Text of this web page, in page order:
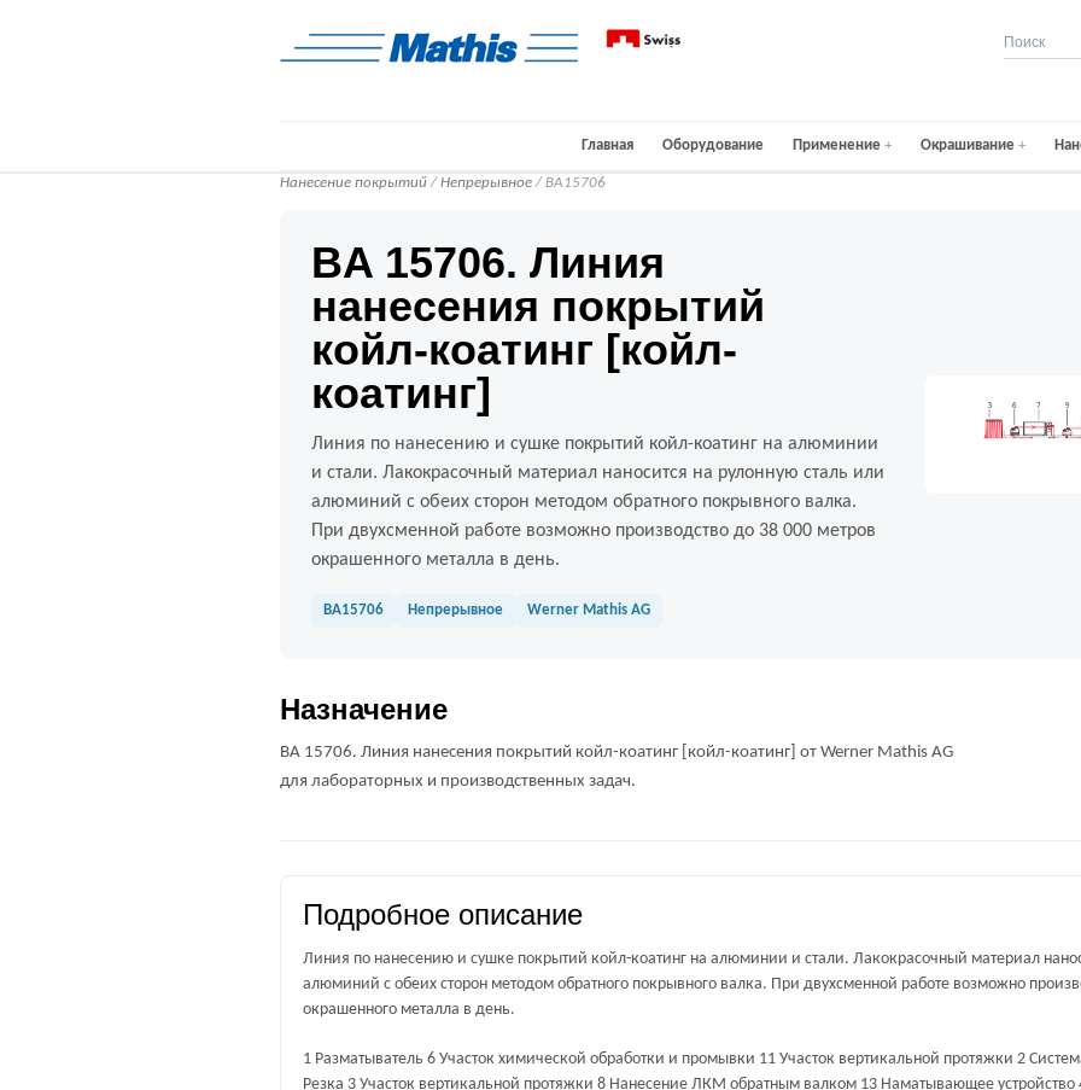
Главная Оборудование Применение Окрашивание
Нанесение покрытий /Непрерывное/ BA15706
BA 15706. Линия
нанесения покрытий
койл-коатинг [койл-
коатинг]
Линия по нанесению и сушке покрытий койл-коатинг на алюминии
и стали. Лакокрасочный материал наносится на рулонную сталь или
алюминий с обеих сторон методом обратного покрывного валка.
При двухсменной работе возможно производство до 38 000 метров
окрашенного металла в день.
BA15706 Непрерывное Werner Mathis AG
Назначение
BA 15706. Линия нанесения покрытий койл-коатинг [койл-коатинг] от Werner Mathis AG
для лабораторных и производственных задач.
Подробное описание
Линия по нанесению и сушке покрытий койл-коатинг на алюминии и стали. Лакокрасочный материал
алюминий с обеих сторон методом обратного покрывного валка. При двухсменной работе возможно
окрашенного металла в день.
1 Разматыватель 6 Участок химической обработки и промывки 11 Участок вертикальной протяжки 2
Резка 3 Участок вертикальной протяжки 8 Нанесение ЛКМ обратным валком 13 Наматывающее устройство